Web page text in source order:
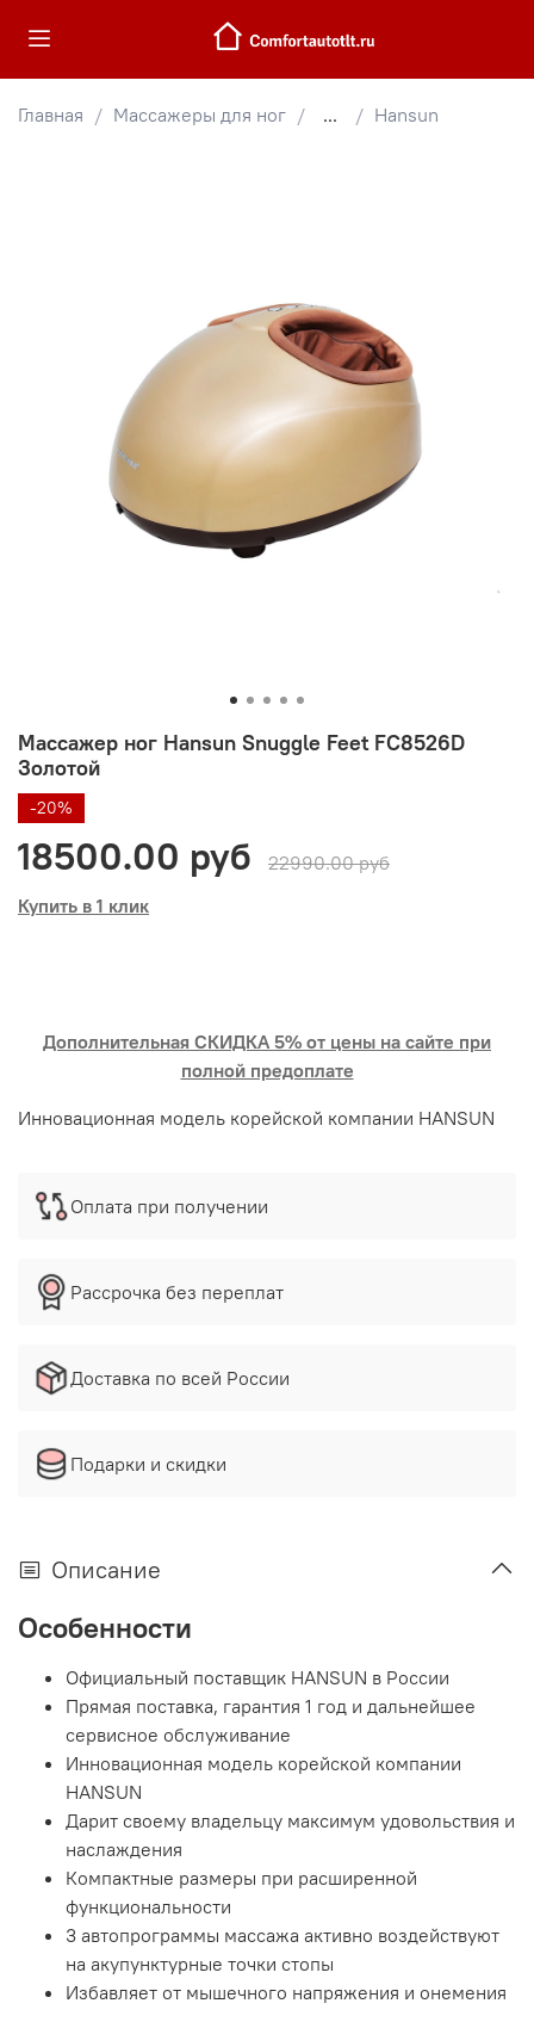
Главная Массажеры для ног ... Hansun
Массажер ног Hansun Snuggle Feet FC8526D
Золотой
-20%
18500.00 руб
22990.00 руб
Купить в 1 клик
Дополнительная СКИДКА 5% от цены на сайте при
полной предоплате
Инновационная модель корейской компании HANSUN
Оплата при получении
Рассрочка без переплат
Доставка по всей России
Подарки и скидки
Описание
Особенности
Официальный поставщик HANSUN в России
Прямая поставка, гарантия 1 год и дальнейшее
сервисное обслуживание
Инновационная модель корейской компании
HANSUN
Дарит своему владельцу максимум удовольствия и
наслаждения
Компактные размеры при расширенной
функциональности
3 автопрограммы массажа активно воздействуют
на акупунктурные точки стопы
Избавляет от мышечного напряжения и онемения